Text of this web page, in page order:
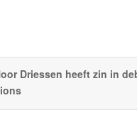
Driessen heeft zin in